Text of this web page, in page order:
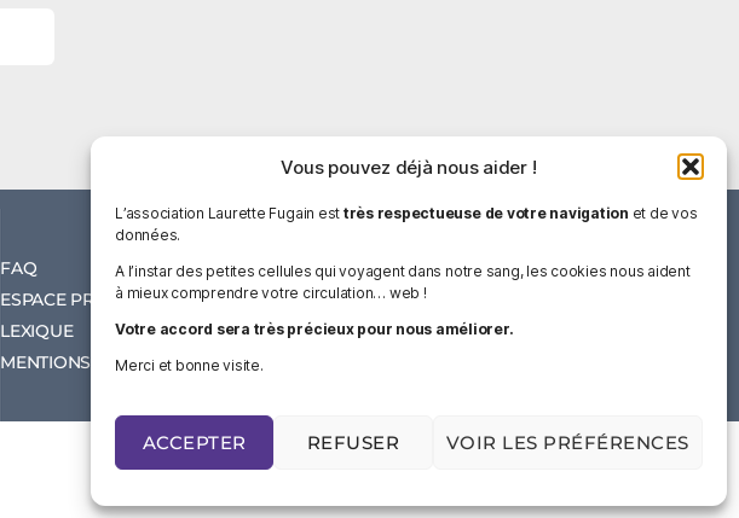
Vous pouvez déjà nous aider !
L’association Laurette Fugain est très respectueuse de votre navigation et de vos
données.
A l’instar des petites cellules qui voyagent dans notre sang, les cookies nous aident
à mieux comprendre votre circulation… web !
Votre accord sera très précieux pour nous améliorer.
Merci et bonne visite.
ACCEPTER REFUSER VOIR LES PRÉFÉRENCES
FAQ
ESPACE PRESSE
LEXIQUE
MENTIONS LÉGALES
Suivez-nous :